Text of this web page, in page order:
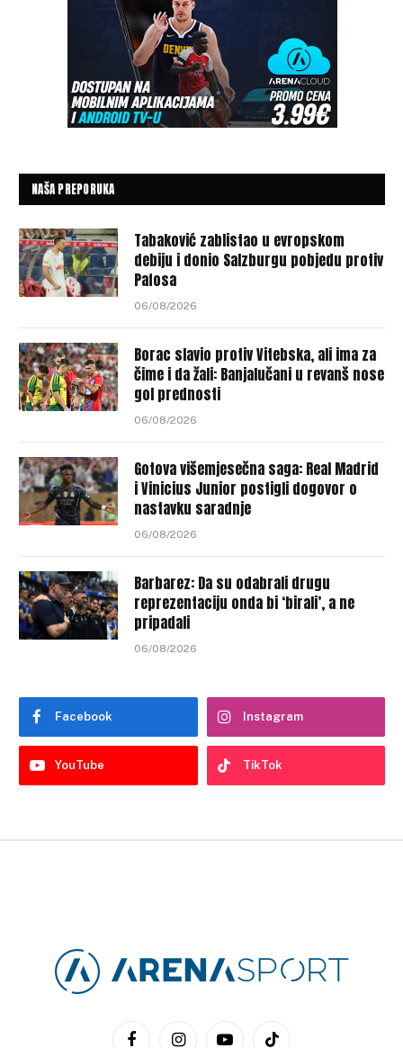
NAŠA PREPORUKA
Tabaković zablistao u evropskom
debiju i donio Salzburgu pobjedu protiv
Pafosa
06/08/2026
Borac slavio protiv Vitebska, ali ima za
čime i da žali: Banjalučani u revanš nose
gol prednosti
06/08/2026
Gotova višemjesečna saga: Real Madrid
i Vinicius Junior postigli dogovor o
nastavku saradnje
06/08/2026
Barbarez: Da su odabrali drugu
reprezentaciju onda bi ‘birali’, a ne
pripadali
06/08/2026
Facebook Instagram
YouTube TikTok